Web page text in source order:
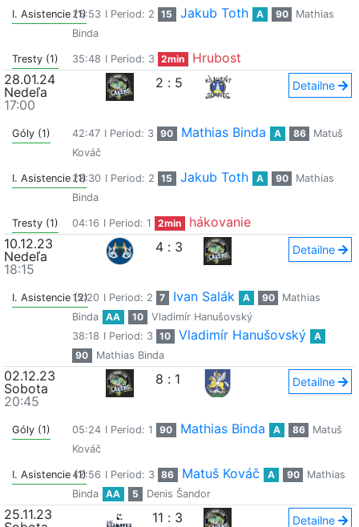
I. Asistencie (1)25:53 I Period: 2 15 Jakub Toth A 90
Mathias
Binda
Tresty (1) 35:48 I Period: 3 2min
Hrubost
28.01.24
Nedeľa
17:00
2 : 5 Detailne
Góly (1) 42:47 I Period: 3 90 Mathias Binda A 86
Matuš
Kováč
I. Asistencie (1)28:30 I Period: 2 15 Jakub Toth A 90
Mathias
Binda
Tresty (1) 04:16 I Period: 1 2min
hákovanie
10.12.23
Nedeľa
18:15
4 : 3 Detailne
I. Asistencie (2)
15:20 I Period: 2 7 Ivan Salák A 90
Mathias
Binda
AA 10
Vladimír Hanušovský
38:18 I Period: 3 10 Vladimír Hanušovský
A
90
Mathias Binda
02.12.23
Sobota
20:45
8 : 1 Detailne
Góly (1) 05:24 I Period: 1 90 Mathias Binda A 86
Matuš
Kováč
I. Asistencie (1)42:56 I Period: 3 86 Matuš Kováč A 90
Mathias
Binda
AA 5 Denis Šandor
25.11.23
11 : 3 Detailne